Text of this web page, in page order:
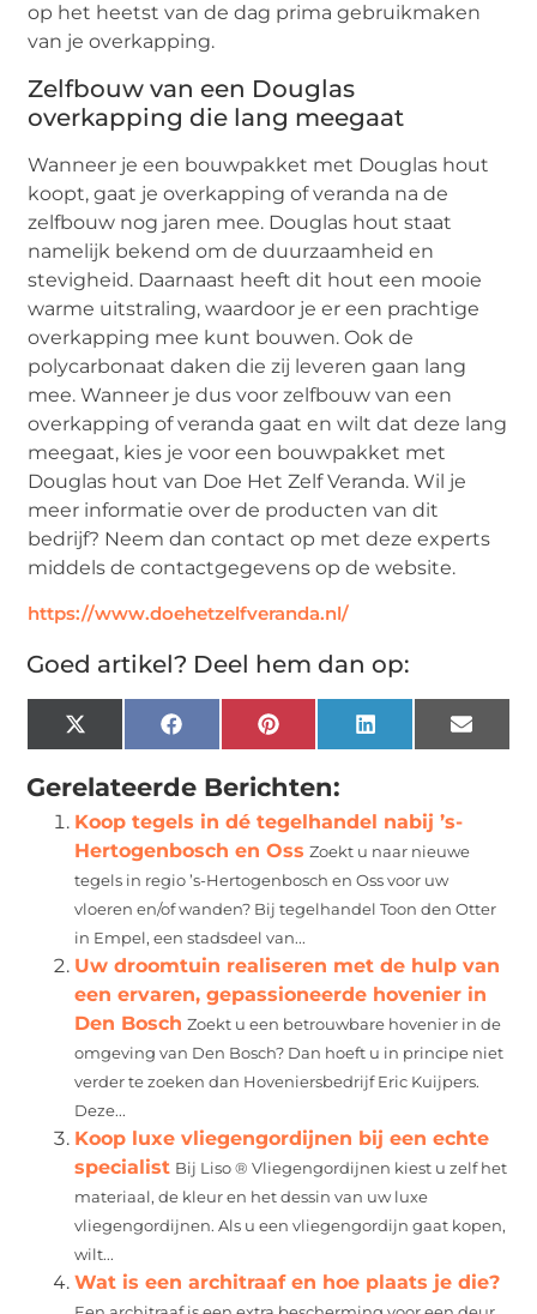
op het heetst van de dag prima gebruikmaken
van je overkapping.
Zelfbouw van een Douglas
overkapping die lang meegaat
Wanneer je een bouwpakket met Douglas hout
koopt, gaat je overkapping of veranda na de
zelfbouw nog jaren mee. Douglas hout staat
namelijk bekend om de duurzaamheid en
stevigheid. Daarnaast heeft dit hout een mooie
warme uitstraling, waardoor je er een prachtige
overkapping mee kunt bouwen. Ook de
polycarbonaat daken die zij leveren gaan lang
mee. Wanneer je dus voor zelfbouw van een
overkapping of veranda gaat en wilt dat deze lang
meegaat, kies je voor een bouwpakket met
Douglas hout van Doe Het Zelf Veranda. Wil je
meer informatie over de producten van dit
bedrijf? Neem dan contact op met deze experts
middels de contactgegevens op de website.
https://www.doehetzelfveranda.nl/
Goed artikel? Deel hem dan op:
X
(Twitter)
FacebookPinterest LinkedIn Email
Gerelateerde Berichten:
Koop tegels in dé tegelhandel nabij ’s-
Hertogenbosch en Oss Zoekt u naar nieuwe
tegels in regio ’s-Hertogenbosch en Oss voor uw
vloeren en/of wanden? Bij tegelhandel Toon den Otter
in Empel, een stadsdeel van...
Uw droomtuin realiseren met de hulp van
een ervaren, gepassioneerde hovenier in
Den Bosch Zoekt u een betrouwbare hovenier in de
omgeving van Den Bosch? Dan hoeft u in principe niet
verder te zoeken dan Hoveniersbedrijf Eric Kuijpers.
Deze...
Koop luxe vliegengordijnen bij een echte
specialist Bij Liso ® Vliegengordijnen kiest u zelf het
materiaal, de kleur en het dessin van uw luxe
vliegengordijnen. Als u een vliegengordijn gaat kopen,
wilt...
Wat is een architraaf en hoe plaats je die?